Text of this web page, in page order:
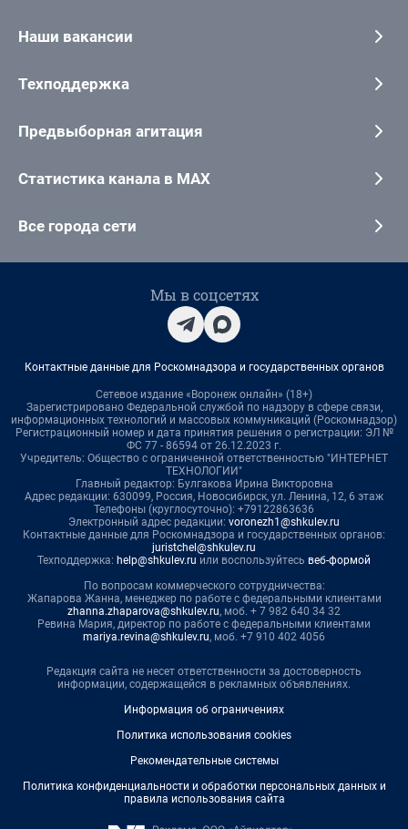
Наши вакансии
Техподдержка
Предвыборная агитация
Статистика канала в MAX
Все города сети
Мы в соцсетях
Контактные данные для Роскомнадзора и государственных органов
Сетевое издание «Воронеж онлайн» (18+)
Зарегистрировано Федеральной службой по надзору в сфере связи,
информационных технологий и массовых коммуникаций (Роскомнадзор)
Регистрационный номер и дата принятия решения о регистрации: ЭЛ №
ФС 77 - 86594 от 26.12.2023 г.
Учредитель: Общество с ограниченной ответственностью "ИНТЕРНЕТ
ТЕХНОЛОГИИ"
Главный редактор: Булгакова Ирина Викторовна
Адрес редакции: 630099, Россия, Новосибирск, ул. Ленина, 12, 6 этаж
Телефоны (круглосуточно): +79122863636
Электронный адрес редакции: voronezh1@shkulev.ru
Контактные данные для Роскомнадзора и государственных органов:
juristchel@shkulev.ru
Техподдержка: help@shkulev.ru или воспользуйтесь веб-формой
По вопросам коммерческого сотрудничества:
Жапарова Жанна, менеджер по работе с федеральными клиентами
zhanna.zhaparova@shkulev.ru, моб. + 7 982 640 34 32
Ревина Мария, директор по работе с федеральными клиентами
mariya.revina@shkulev.ru, моб. +7 910 402 4056
Редакция сайта не несет ответственности за достоверность
информации, содержащейся в рекламных объявлениях.
Информация об ограничениях
Политика использования cookies
Рекомендательные системы
Политика конфиденциальности и обработки персональных данных и
правила использования сайта